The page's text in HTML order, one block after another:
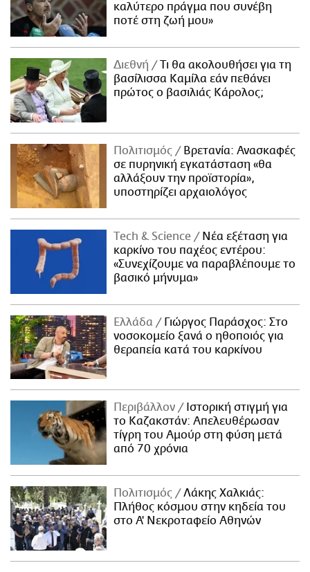
καλύτερο πράγμα που συνέβη
ποτέ στη ζωή μου»
Διεθνή
Τι θα ακολουθήσει για τη
βασίλισσα Καμίλα εάν πεθάνει
πρώτος ο βασιλιάς Κάρολος;
Πολιτισμός
Βρετανία: Ανασκαφές
σε πυρηνική εγκατάσταση «θα
αλλάξουν την προϊστορία»,
υποστηρίζει αρχαιολόγος
Τech & Science
Νέα εξέταση για
καρκίνο του παχέος εντέρου:
«Συνεχίζουμε να παραβλέπουμε το
βασικό μήνυμα»
Ελλάδα
Γιώργος Παράσχος: Στο
νοσοκομείο ξανά ο ηθοποιός για
θεραπεία κατά του καρκίνου
Περιβάλλον
Ιστορική στιγμή για
το Καζακστάν: Απελευθέρωσαν
τίγρη του Αμούρ στη φύση μετά
από 70 χρόνια
Πολιτισμός
Λάκης Χαλκιάς:
Πλήθος κόσμου στην κηδεία του
στο Α' Νεκροταφείο Αθηνών